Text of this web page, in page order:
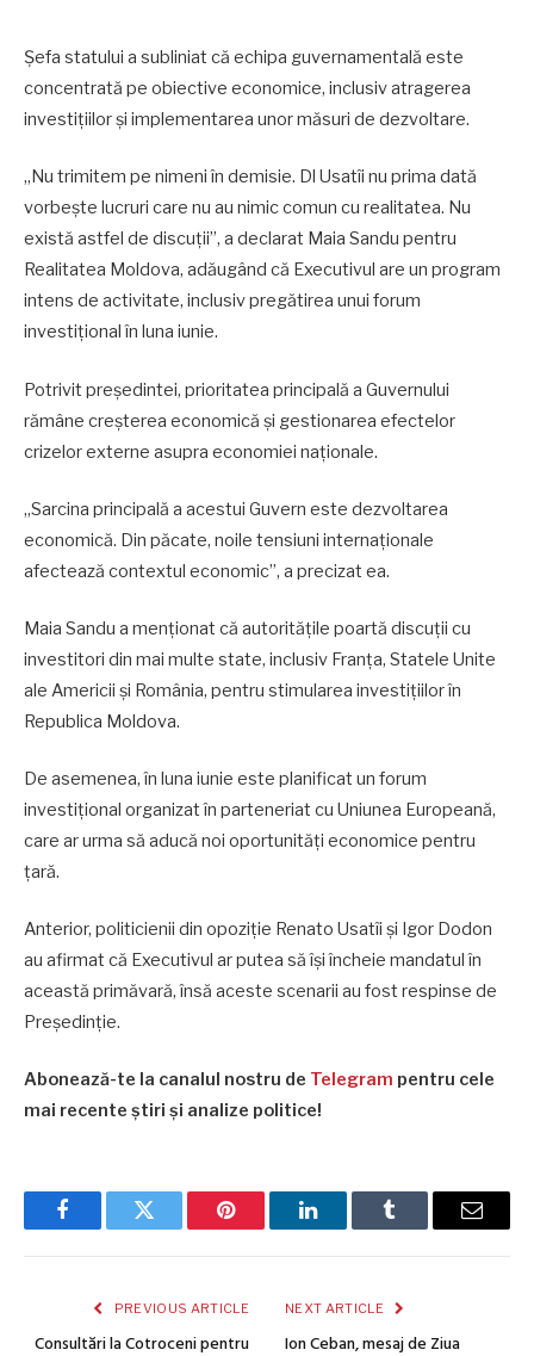
Șefa statului a subliniat că echipa guvernamentală este
concentrată pe obiective economice, inclusiv atragerea
investițiilor și implementarea unor măsuri de dezvoltare.
„Nu trimitem pe nimeni în demisie. Dl Usatîi nu prima dată
vorbește lucruri care nu au nimic comun cu realitatea. Nu
există astfel de discuții”, a declarat Maia Sandu pentru
Realitatea Moldova, adăugând că Executivul are un program
intens de activitate, inclusiv pregătirea unui forum
investițional în luna iunie.
Potrivit președintei, prioritatea principală a Guvernului
rămâne creșterea economică și gestionarea efectelor
crizelor externe asupra economiei naționale.
„Sarcina principală a acestui Guvern este dezvoltarea
economică. Din păcate, noile tensiuni internaționale
afectează contextul economic”, a precizat ea.
Maia Sandu a menționat că autoritățile poartă discuții cu
investitori din mai multe state, inclusiv Franța, Statele Unite
ale Americii și România, pentru stimularea investițiilor în
Republica Moldova.
De asemenea, în luna iunie este planificat un forum
investițional organizat în parteneriat cu Uniunea Europeană,
care ar urma să aducă noi oportunități economice pentru
țară.
Anterior, politicienii din opoziție Renato Usatîi și Igor Dodon
au afirmat că Executivul ar putea să își încheie mandatul în
această primăvară, însă aceste scenarii au fost respinse de
Președinție.
Abonează-te la canalul nostru de Telegram pentru cele
mai recente știri și analize politice!
FacebookTwitter Pinterest LinkedInTumblr Email
PREVIOUS ARTICLE
Consultări la Cotroceni pentru
NEXT ARTICLE
Ion Ceban, mesaj de Ziua